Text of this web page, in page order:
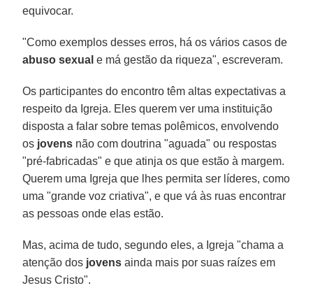
equivocar.
"Como exemplos desses erros, há os vários casos de
abuso sexual e má gestão da riqueza", escreveram.
Os participantes do encontro têm altas expectativas a
respeito da Igreja. Eles querem ver uma instituição
disposta a falar sobre temas polêmicos, envolvendo
os jovens não com doutrina "aguada" ou respostas
"pré-fabricadas" e que atinja os que estão à margem.
Querem uma Igreja que lhes permita ser líderes, como
uma "grande voz criativa", e que vá às ruas encontrar
as pessoas onde elas estão.
Mas, acima de tudo, segundo eles, a Igreja "chama a
atenção dos jovens ainda mais por suas raízes em
Jesus Cristo".